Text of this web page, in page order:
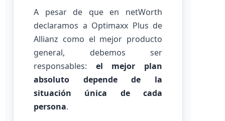
A pesar de que en netWorth
declaramos a Optimaxx Plus de
Allianz como el mejor producto
general, debemos ser
responsables: el mejor plan
absoluto depende de la
situación única de cada
persona.